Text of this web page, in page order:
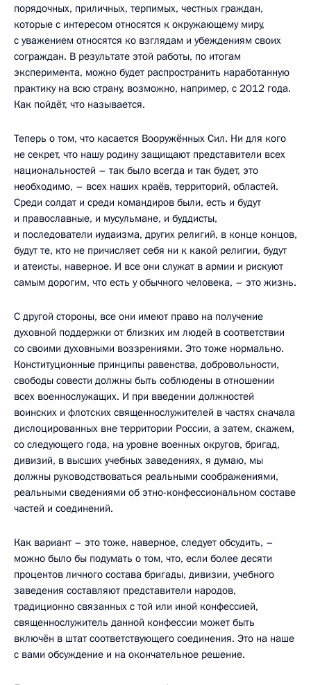
порядочных, приличных, терпимых, честных граждан,
которые с интересом относятся к окружающему миру,
с уважением относятся ко взглядам и убеждениям своих
сограждан. В результате этой работы, по итогам
эксперимента, можно будет распространить наработанную
практику на всю страну, возможно, например, с 2012 года.
Как пойдёт, что называется.
Теперь о том, что касается Вооружённых Сил. Ни для кого
не секрет, что нашу родину защищают представители всех
национальностей – так было всегда и так будет, это
необходимо, – всех наших краёв, территорий, областей.
Среди солдат и среди командиров были, есть и будут
и православные, и мусульмане, и буддисты,
и последователи иудаизма, других религий, в конце концов,
будут те, кто не причисляет себя ни к какой религии, будут
и атеисты, наверное. И все они служат в армии и рискуют
самым дорогим, что есть у обычного человека, – это жизнь.
С другой стороны, все они имеют право на получение
духовной поддержки от близких им людей в соответствии
со своими духовными воззрениями. Это тоже нормально.
Конституционные принципы равенства, добровольности,
свободы совести должны быть соблюдены в отношении
всех военнослужащих. И при введении должностей
воинских и флотских священнослужителей в частях сначала
дислоцированных вне территории России, а затем, скажем,
со следующего года, на уровне военных округов, бригад,
дивизий, в высших учебных заведениях, я думаю, мы
должны руководствоваться реальными соображениями,
реальными сведениями об этно-конфессиональном составе
частей и соединений.
Как вариант – это тоже, наверное, следует обсудить, –
можно было бы подумать о том, что, если более десяти
процентов личного состава бригады, дивизии, учебного
заведения составляют представители народов,
традиционно связанных с той или иной конфессией,
священнослужитель данной конфессии может быть
включён в штат соответствующего соединения. Это на наше
с вами обсуждение и на окончательное решение.